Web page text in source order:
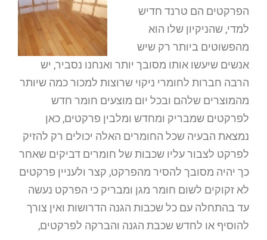
הפרקטים הם טרנד חדיש
למדי, שהניקיון שלו הוא
מהפשוטים ביותר רק שיש
אנשים שיעשו אותו מסובך יותר ואנחנו נסביר, יש
הרבה חברות לחומרי ניקוי שרוצות למכור כמה שיותר
מהמוצרים שלהם ובכל יום מוצעים חומר חדש
לפרקטים שמבריק ומחדש ומלבין פרקטים, כאן
נמצאת הבעיה שכל החומרים האלה יכולים רק להזיק
לפרקט לצבור עליו שכבות של חומרים דביקים שאחר
כך יהיה מסובך להסיר מהפרקט, קצר ולעניין פרקטים
לא זקוקים לשום חומר מגן ומבריק כי הפרקט נעשה
עד בהתחלה עם כל שכבות הגנה הדרושות ואין צורך
להוסיף או לחדש שכבת הגנה והברקה לפרקטים,